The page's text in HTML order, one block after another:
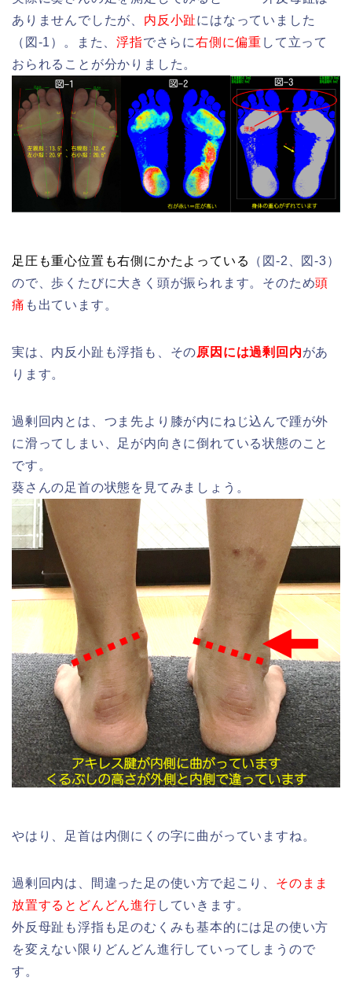
ありませんでしたが、 内反小趾にはなっていました
（図-1）。また、浮指でさらに右側に偏重 して立って
おられることが分かりました。
足圧も重心位置も右側にかたよっている
（図-2、図-3）
ので、歩くたびに大きく頭が振られます。そのため頭
痛 も出ています。
実は、内反小趾も浮指も、その原因には過剰回内があ
ります。
過剰回内とは、つま先より膝が内にねじ込んで踵が外
に滑ってしまい、足が内向きに倒れている状態のこと
です。
葵さんの足首の状態を見てみましょう。
やはり、足首は内側にくの字に曲がっていますね。
過剰回内は、間違った足の使い方で起こり、 そのまま
放置するとどんどん進行 していきます。
外反母趾も浮指も足のむくみも基本的には足の使い方
を変えない限りどんどん進行していってしまうので
す。